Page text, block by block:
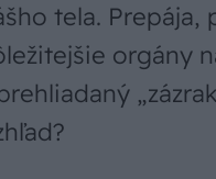
tela. Prepája,
orgány